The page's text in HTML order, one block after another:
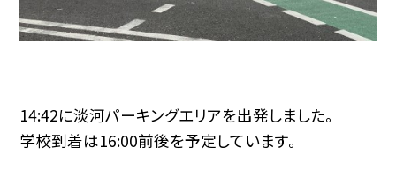
14:42に淡河パーキングエリアを出発しました。
学校到着は16:00前後を予定しています。